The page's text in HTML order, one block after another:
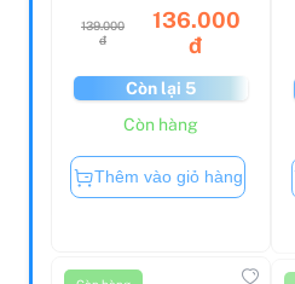
139.000
đ
136.000
đ
Còn lại 5
Còn hàng
Thêm vào giỏ hàng